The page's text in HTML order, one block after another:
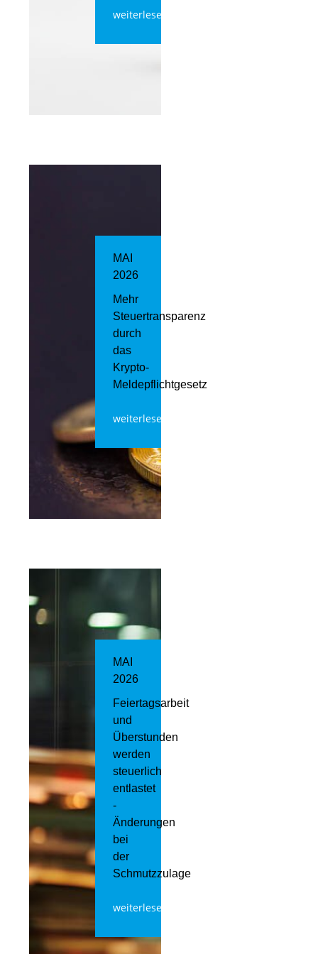
weiterlesen
MAI
2026
Mehr
Steuertransparenz
durch
das
Krypto-
Meldepflichtgesetz
weiterlesen
MAI
2026
Feiertagsarbeit
und
Überstunden
werden
steuerlich
entlastet
-
Änderungen
bei
der
Schmutzzulage
weiterlesen